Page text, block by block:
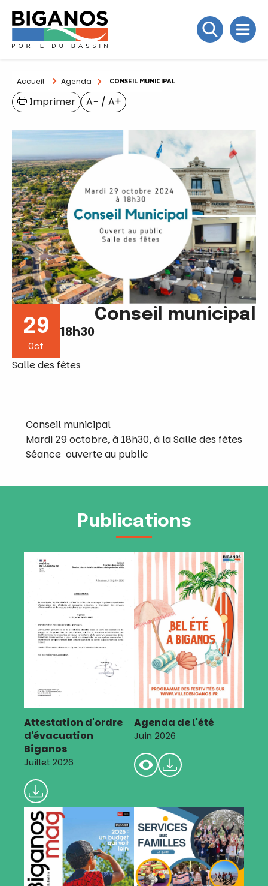
Accueil Agenda CONSEIL MUNICIPAL
A− / A+
Imprimer
29
Oct
18h30
Conseil municipal
Salle des fêtes
Conseil municipal
Mardi 29 octobre, à 18h30, à la Salle des fêtes
Séance ouverte au public
Publications
Attestation d'ordre
d'évacuation
Biganos
Juillet 2026
Agenda de l'été
Juin 2026